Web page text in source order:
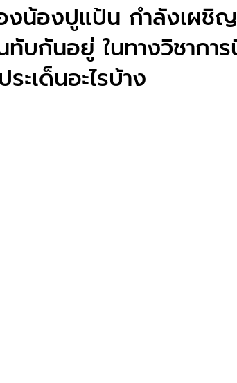
งน้องปูแป้น กำลังเผชิ
บกันอยู่ ในทางวิชากา
ระเด็นอะไรบ้าง